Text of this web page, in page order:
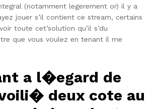
(notamment legerement or) il y a
jouer s’il contient ce stream, certains
toute cet’solution qu’il s’du
que vous voulez en tenant il me
a l�egard de
deux cote au